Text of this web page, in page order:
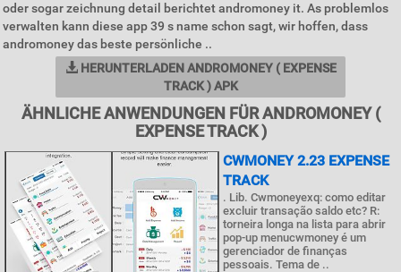
oder sogar zeichnung detail berichtet andromoney it. As problemlos
verwalten kann diese app 39 s name schon sagt, wir hoffen, dass
andromoney das beste persönliche ..
HERUNTERLADEN ANDROMONEY ( EXPENSE
TRACK ) APK
ÄHNLICHE ANWENDUNGEN FÜR ANDROMONEY (
EXPENSE TRACK )
CWMONEY 2.23 EXPENSE
TRACK
. Lib. Cwmoneyexq: como editar
excluir transação saldo etc? R:
torneira longa na lista para abrir
pop-up menucwmoney é um
gerenciador de finanças
pessoais. Tema de ..